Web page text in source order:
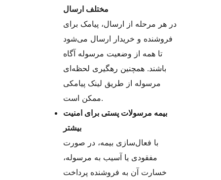
مختلف ارسال
در هر مرحله از ارسال، پیامک برای
فروشنده و خریدار ارسال می‌شود
تا همه از وضعیت مرسوله آگاه
باشند. همچنین رهگیری لحظه‌ای
مرسوله از طریق لینک پیامکی
ممکن است.
بیمه مرسولات پستی برای امنیت
بیشتر
با فعال‌سازی بیمه، در صورت
مفقودی یا آسیب به مرسوله،
خسارت آن به فروشنده پرداخت